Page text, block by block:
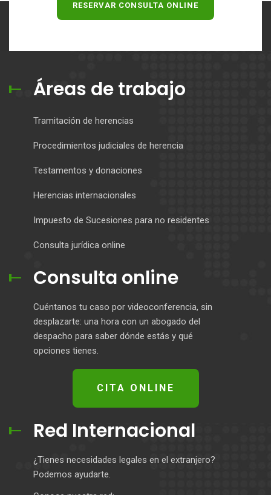
RESERVAR CONSULTA ONLINE
Áreas de trabajo
Tramitación de herencias
Procedimientos judiciales de herencia
Testamentos y donaciones
Herencias internacionales
Impuesto de Sucesiones para no residentes
Consulta jurídica online
Consulta online
Cuéntanos tu caso por videoconferencia, sin
desplazarte: una hora con un abogado del
despacho para saber dónde estás y qué
opciones tienes.
CITA ONLINE
Red Internacional
¿Tienes necesidades legales en el extranjero?
Podemos ayudarte.